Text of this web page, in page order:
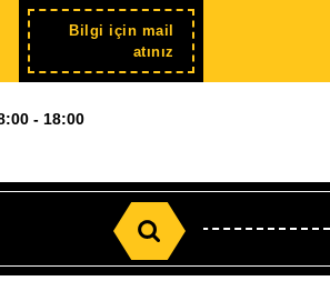
Bilgi için mail
atınız Şimdi
kayıt
- 18:00
Search
for: